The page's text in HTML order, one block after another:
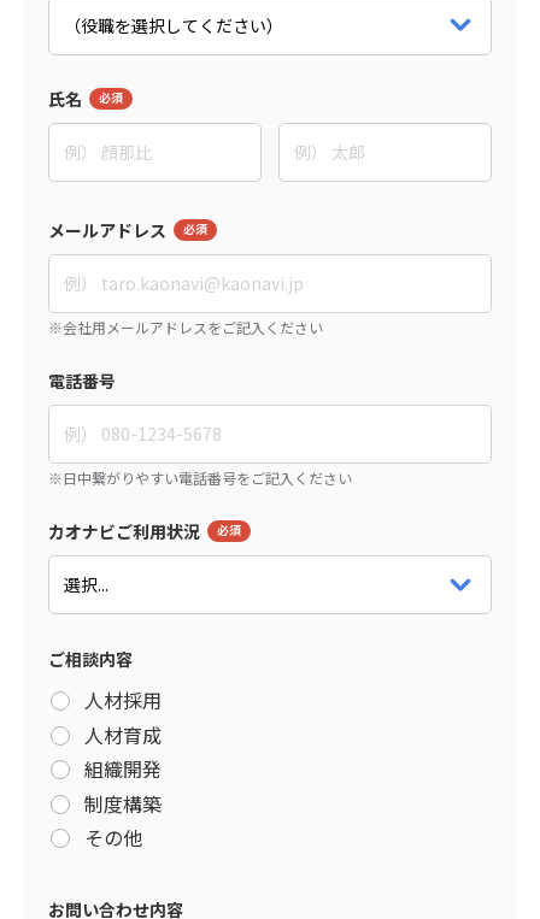
氏名
メールアドレス
電話番号
カオナビご利用状況
ご相談内容
人材採用
人材育成
組織開発
制度構築
その他
お問い合わせ内容